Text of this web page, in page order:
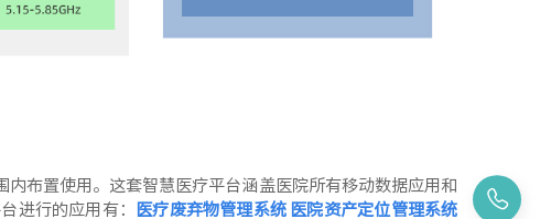
布置使用。这套智慧医疗平台涵盖医院所有移动数据应用和
进行的应用有：
医疗废弃物管理系统 医院资产定位管理系统